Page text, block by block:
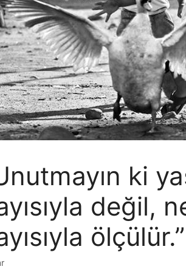
ki
değil,